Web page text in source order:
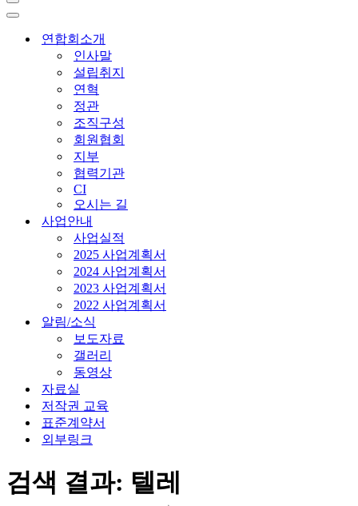
내
비
내
연합회소개
인사말
설립취지
연혁
정관
조직구성
회원협회
지부
협력기관
CI
오시는 길
사업안내
사업실적
2025 사업계획서
2024 사업계획서
2023 사업계획서
2022 사업계획서
알림/소식
보도자료
갤러리
동영상
자료실
저작권 교육
표준계약서
외부링크
검색 결과: 텔레